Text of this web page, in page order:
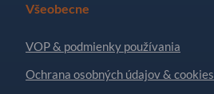
Všeobecne
VOP & podmienky používania
Ochrana osobných údajov & cookies